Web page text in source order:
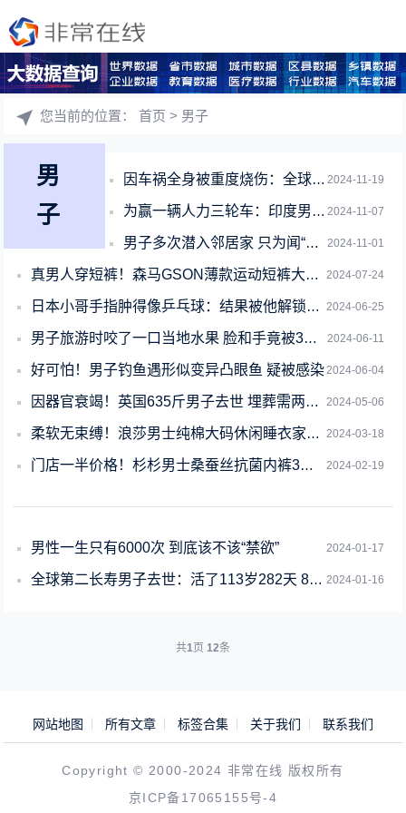
您当前的位置：首页 > 男子
男
子
2024-11-19
因车祸全身被重度烧伤：全球首例成功换脸换手男子将结婚
2024-11-07
为赢一辆人力三轮车：印度男子打赌敢坐烟花被烧死
2024-11-01
男子多次潜入邻居家 只为闻“臭鞋” 被抓后直呼根本忍不住
2024-07-24
真男人穿短裤！森马GSON薄款运动短裤大促：券后13元/条
2024-06-25
日本小哥手指肿得像乒乓球：结果被他解锁了先天洗头圣体！
2024-06-11
男子旅游时咬了一口当地水果 脸和手竟被3度烧伤
2024-06-04
好可怕！男子钓鱼遇形似变异凸眼鱼 疑被感染
2024-05-06
因器官衰竭！英国635斤男子去世 埋葬需两块墓地：用起重机运出家
2024-03-18
柔软无束缚！浪莎男士纯棉大码休闲睡衣家居服大促：到手29.9元
2024-02-19
门店一半价格！杉杉男士桑蚕丝抗菌内裤3条大促：到手29.9元
2024-01-17
男性一生只有6000次 到底该不该“禁欲”
2024-01-16
全球第二长寿男子去世：活了113岁282天 80个孙辈
共1页 12条
网站地图 所有文章 标签合集 关于我们 联系我们
Copyright © 2000-2024 非常在线 版权所有
京ICP备17065155号-4